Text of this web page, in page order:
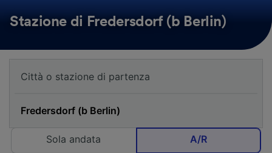
Stazione di Fredersdorf (b Berlin)
Sola andata A/R